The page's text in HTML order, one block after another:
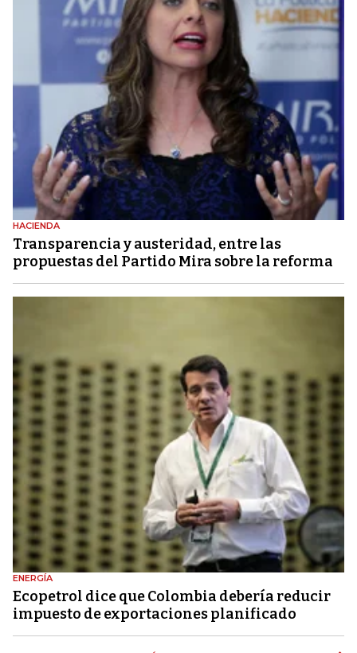
HACIENDA
Transparencia y austeridad, entre las
propuestas del Partido Mira sobre la reforma
ENERGÍA
Ecopetrol dice que Colombia debería reducir
impuesto de exportaciones planificado